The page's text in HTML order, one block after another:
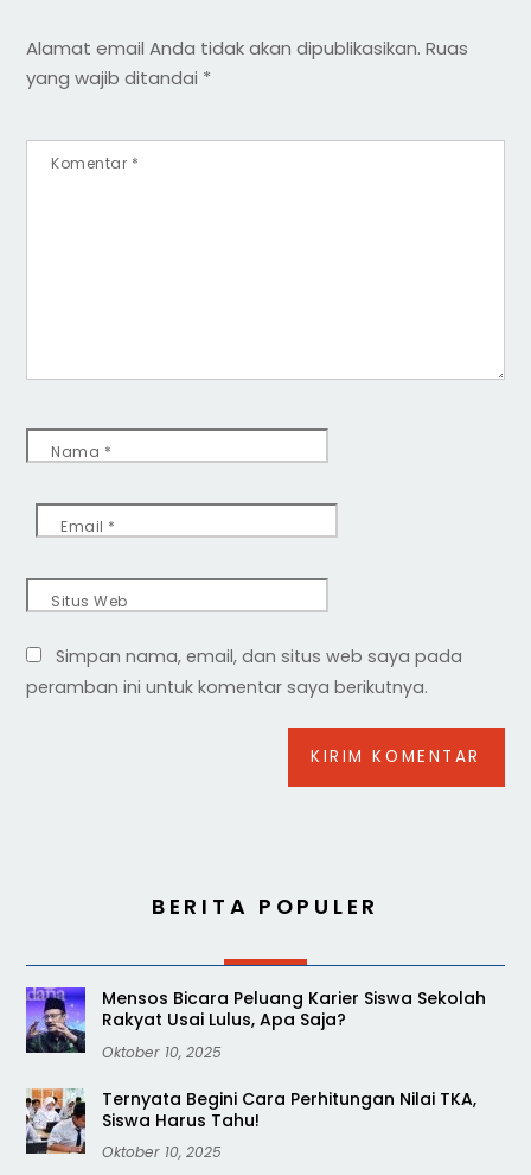
Alamat email Anda tidak akan dipublikasikan. Ruas
yang wajib ditandai *
Komentar *
Nama *
Email *
Situs Web
Simpan nama, email, dan situs web saya pada
peramban ini untuk komentar saya berikutnya.
BERITA POPULER
Mensos Bicara Peluang Karier Siswa Sekolah
Rakyat Usai Lulus, Apa Saja?
Oktober 10, 2025
Ternyata Begini Cara Perhitungan Nilai TKA,
Siswa Harus Tahu!
Oktober 10, 2025